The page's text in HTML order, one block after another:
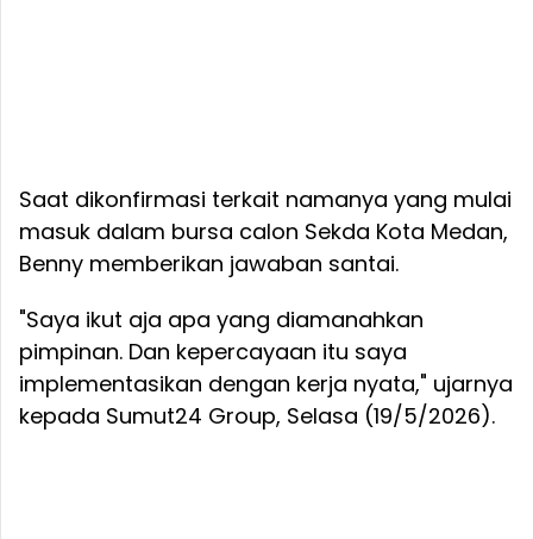
Saat dikonfirmasi terkait namanya yang mulai
masuk dalam bursa calon Sekda Kota Medan,
Benny memberikan jawaban santai.
"Saya ikut aja apa yang diamanahkan
pimpinan. Dan kepercayaan itu saya
implementasikan dengan kerja nyata," ujarnya
kepada Sumut24 Group, Selasa (19/5/2026).